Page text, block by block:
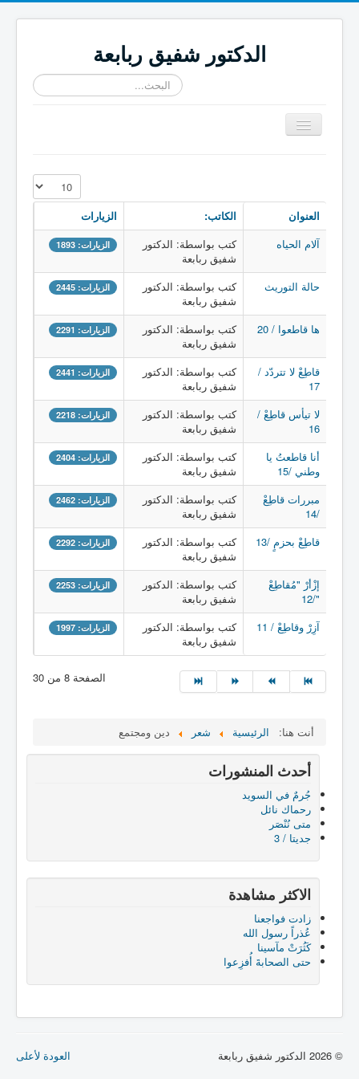
الدكتور شفيق ربابعة
البحث...
تبديل
المتصفح
عدد الإظهارات:
العنوان الكاتب:
الزيارات
آلام الحياه
كتب بواسطة: الدكتور
شفيق ربابعة
الزيارات: 1893
حالة التوريث
كتب بواسطة: الدكتور
شفيق ربابعة
الزيارات: 2445
ها قاطعوا / 20
كتب بواسطة: الدكتور
شفيق ربابعة
الزيارات: 2291
قاطِعْ لا تتردّد /
17
كتب بواسطة: الدكتور
شفيق ربابعة
الزيارات: 2441
لا تيأس قاطِعْ /
16
كتب بواسطة: الدكتور
شفيق ربابعة
الزيارات: 2218
أنا قاطعتُ يا
وطني /15
كتب بواسطة: الدكتور
شفيق ربابعة
الزيارات: 2404
مبررات قاطِعْ
/14
كتب بواسطة: الدكتور
شفيق ربابعة
الزيارات: 2462
قاطِعْ بحزمٍ /13
كتب بواسطة: الدكتور
شفيق ربابعة
الزيارات: 2292
إزْأرْ "مُقاطِعْ
"/12
كتب بواسطة: الدكتور
شفيق ربابعة
الزيارات: 2253
آزِرْ وقاطِعْ / 11
كتب بواسطة: الدكتور
شفيق ربابعة
الزيارات: 1997
الصفحة 8 من 30
أنت هنا: الرئيسية شعر دين ومجتمع
أحدث المنشورات
جُرمٌ في السويد
رحماك نائل
متى نُنْصَر
جديتا / 3
الاكثر مشاهدة
زادت فواجعنا
عُذراً رسول الله
كَثُرَتْ مآسينا
حتى الصحابةَ أُفزِعوا
العودة لأعلى © 2026 الدكتور شفيق ربابعة